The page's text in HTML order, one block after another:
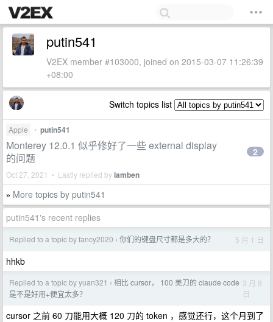
putin541
V2EX member #103000, joined on 2015-03-07 11:26:39
+08:00
Switch topics list
Apple • putin541
Monterey 12.0.1 似乎修好了一些 external display
的问题
Oct 27, 2021 • Lastly replied byiamben
2
» More topics by putin541
putin541's recent replies
Replied to a topic by fancy2020 › 你们的键盘尺寸都是多大的？ 5 月 1 日
hhkb
Replied to a topic by yuan321 › 相比 cursor， 100 美刀的 claude code
是不是好用+便宜太多？
3 月 8
日
cursor 之前 60 刀能用大概 120 刀的 token ，感觉还行，这个月到了